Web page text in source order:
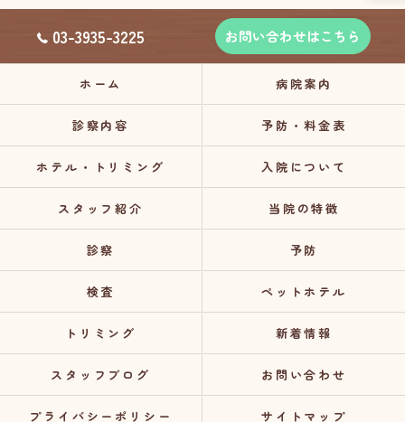
03-3935-3225 お問い合わせはこちら
ホーム 病院案内
診察内容 予防・料金表
ホテル・トリミング 入院について
スタッフ紹介 当院の特徴
診察 予防
検査 ペットホテル
トリミング 新着情報
スタッフブログ お問い合わせ
プライバシーポリシー サイトマップ